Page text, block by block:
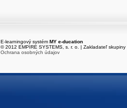
E-learningový systém MY e-ducation
© 2012 EMPIRE SYSTEMS, s. r. o. | Zakladateľ
Ochrana osobných údajov